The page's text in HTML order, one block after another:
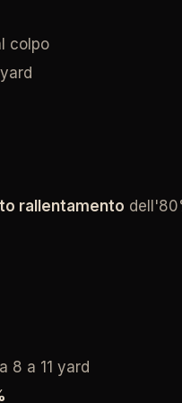
colpo
rallentamento
8 a 11 yard